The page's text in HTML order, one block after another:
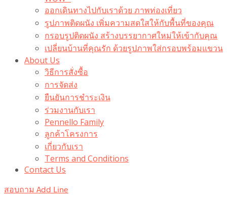
ออกเดินทางไปกับเราด้วย ภาพท่องเที่ยว
รูปภาพติดผนัง เพิ่มความสดใสให้กับพื้นที่ของคุณ
กรอบรูปติดผนัง สร้างบรรยากาศใหม่ให้เข้ากับคุณ
เปลี่ยนบ้านที่คุณรัก ด้วยรูปภาพใส่กรอบพร้อมแขวน​
About Us
วิธีการสั่งซื้อ
การจัดส่ง
ยืนยันการชำระเงิน
ร่วมงานกับเรา
Pennello Family
ลูกค้าโครงการ
เกี่ยวกับเรา
Terms and Conditions
Contact Us
สอบถาม Add Line